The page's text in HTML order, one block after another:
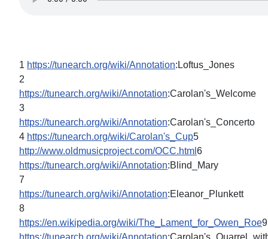
1 https://tunearch.org/wiki/Annotation:Loftus_Jones
2
https://tunearch.org/wiki/Annotation:Carolan's_Welcome
3
https://tunearch.org/wiki/Annotation:Carolan's_Concerto
4 https://tunearch.org/wiki/Carolan's_Cup5
http://www.oldmusicproject.com/OCC.html 6
https://tunearch.org/wiki/Annotation:Blind_Mary
7
https://tunearch.org/wiki/Annotation:Eleanor_Plunkett
8
https://en.wikipedia.org/wiki/The_Lament_for_Owen_Roe9
https://tunearch.org/wiki/Annotation